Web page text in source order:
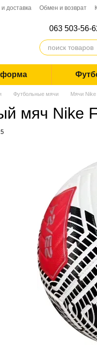
доставка Обмен и возврат
063 503-56-
форма
Футбольные мячи Мячи Nike
мяч Nike